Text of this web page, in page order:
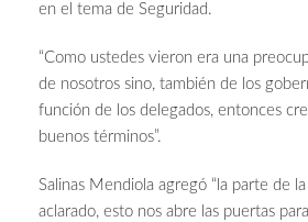
en el tema de Seguridad.
“Como ustedes vieron era una
de nosotros sino, también de los
función de los delegados, entonces
buenos términos”.
Salinas Mendiola agregó “la parte de
aclarado, esto nos abre las puertas